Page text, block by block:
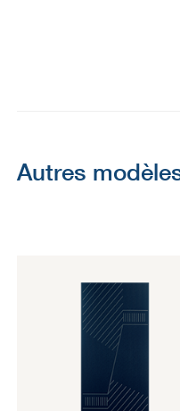
Autres